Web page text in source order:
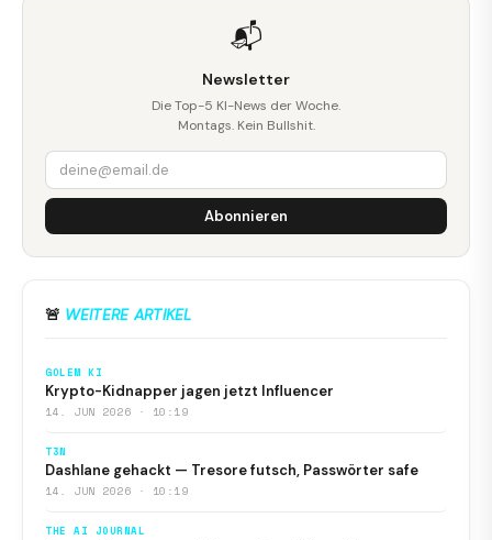
📬
Newsletter
Die Top-5 KI-News der Woche.
Montags. Kein Bullshit.
Abonnieren
🚨 WEITERE ARTIKEL
GOLEM KI
Krypto-Kidnapper jagen jetzt Influencer
14. JUN 2026 · 10:19
T3N
Dashlane gehackt — Tresore futsch, Passwörter safe
14. JUN 2026 · 10:19
THE AI JOURNAL